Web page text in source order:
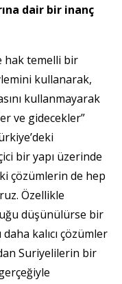
dair bir inanç
hak temelli bir
kullanarak,
kullanmayarak
ve gidecekler”
bir yapı üzerinde
çözümlerin de hep
Özellikle
düşünülürse bir
kalıcı çözümler
Suriyelilerin bir